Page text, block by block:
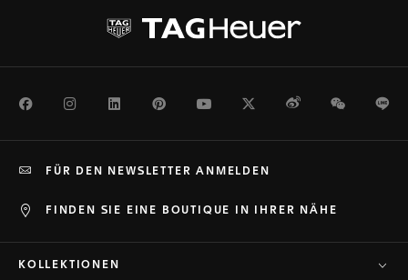
FacebookInstagramLinkedInPinterestYoutubeTwitterWeiboWeChat
FINDEN SIE EINE BOUTIQUE IN IHRER NÄHE
FÜR DEN NEWSLETTER ANMELDEN
KOLLEKTIONEN